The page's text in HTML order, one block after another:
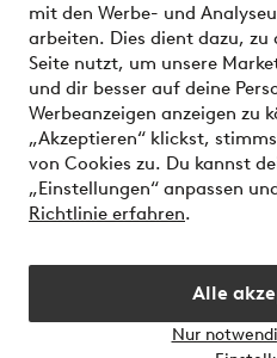
mit den Werbe- und
arbeiten. Dies dient dazu, zu
Seite nutzt, um unsere
und dir besser auf deine
Werbeanzeigen anzeigen zu
„Akzeptieren“ klickst,
von Cookies zu. Du kannst
„Einstellungen“ anpassen
Richtlinie erfahren.
Alle
Nur
Sichere Zahlungen -
Möchtest du